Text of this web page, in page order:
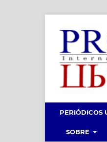
PERIÓDICOS
SOBRE